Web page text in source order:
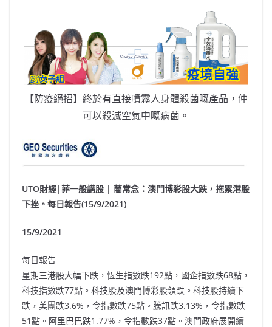
【防疫絕招】終於有直接噴霧人身體殺菌嘅產品，仲
可以殺滅空氣中嘅病菌。
UTO財經|菲一般講股 | 藺常念：澳門博彩股大跌，拖累港股
下挫。每日報告(15/9/2021)
15/9/2021
每日報告
星期三港股大幅下跌，恆生指數跌192點，國企指數跌68點，
科技指數跌77點。科技股及澳門博彩股領跌。科技股持續下
跌，美團跌3.6%，令指數跌75點。騰訊跌3.13%，令指數跌
51點。阿里巴巴跌1.77%，令指數跌37點。澳門政府展開續